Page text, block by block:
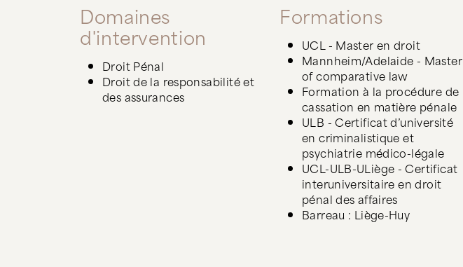
Domaines
d'intervention
Droit Pénal
Droit de la responsabilité et
des assurances
Formations
UCL - Master en droit
Mannheim/Adelaide - Master
of comparative law
Formation à la procédure de
cassation en matière pénale
ULB - Certificat d’université
en criminalistique et
psychiatrie médico-légale
UCL-ULB-ULiège - Certificat
interuniversitaire en droit
pénal des affaires
Barreau : Liège-Huy